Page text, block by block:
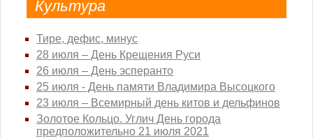
Культура
Тире, дефис, минус
28 июля – День Крещения Руси
26 июля – День эсперанто
25 июля - День памяти Владимира Высоцкого
23 июля – Всемирный день китов и дельфинов
Золотое Кольцо. Углич День города
предположительно 21 июля 2021